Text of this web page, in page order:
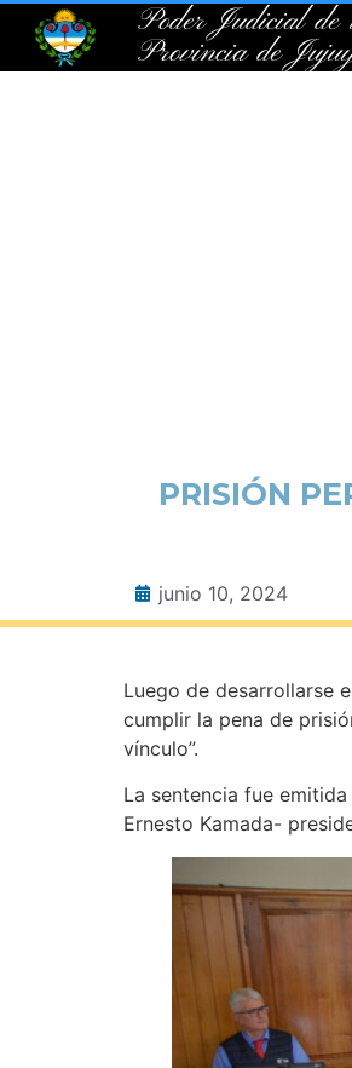
Poder Judicial
Provincia de
PRISIÓN
junio 10, 2024
Luego de desarrollarse
cumplir la pena de
vínculo”.
La sentencia fue
Ernesto Kamada-